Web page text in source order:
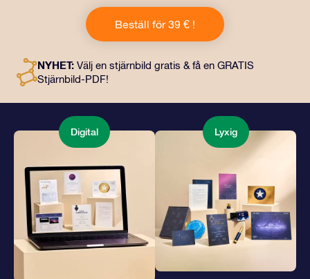
gåva ingår ett vackert kuvert och personliga dokument
som skickas till en adress som du väljer, samt digitala
dokument och fri användning av våra appar. Det är ett
kära.
Beställ för 39 € !
NYHET: Välj en stjärnbild gratis & få en GRATIS
Stjärnbild-PDF!
Digital Lyxig